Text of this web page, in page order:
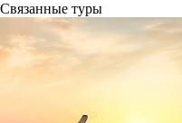
Связанные туры